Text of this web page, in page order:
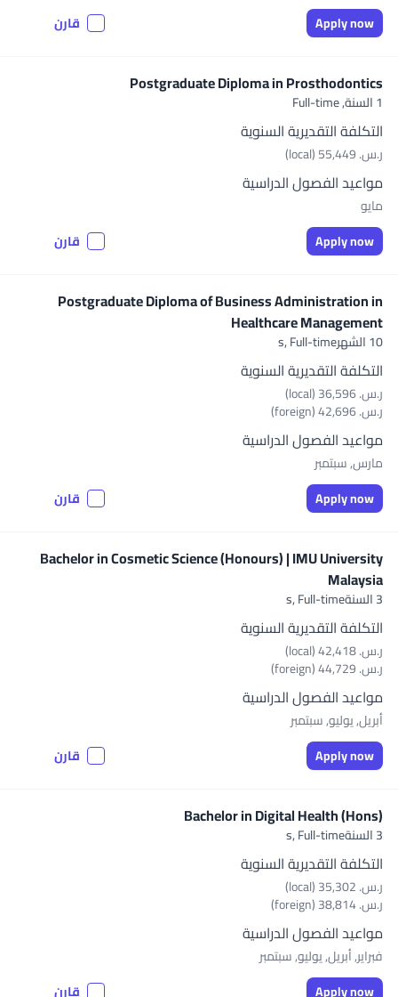
Apply now
قارن
Postgraduate Diploma in Prosthodontics
1 السنة, Full-time
التكلفة التقديرية السنوية
ر.س.‏ 55,449 (local)
مواعيد الفصول الدراسية
مايو
Apply now
قارن
Postgraduate Diploma of Business Administration in
Healthcare Management
10 الشهرs, Full-time
التكلفة التقديرية السنوية
ر.س.‏ 36,596 (local)
ر.س.‏ 42,696 (foreign)
مواعيد الفصول الدراسية
مارس, سبتمبر
Apply now
قارن
Bachelor in Cosmetic Science (Honours) | IMU University
Malaysia
3 السنةs, Full-time
التكلفة التقديرية السنوية
ر.س.‏ 42,418 (local)
ر.س.‏ 44,729 (foreign)
مواعيد الفصول الدراسية
أبريل, يوليو, سبتمبر
Apply now
قارن
Bachelor in Digital Health (Hons)
3 السنةs, Full-time
التكلفة التقديرية السنوية
ر.س.‏ 35,302 (local)
ر.س.‏ 38,814 (foreign)
مواعيد الفصول الدراسية
فبراير, أبريل, يوليو, سبتمبر
Apply now
قارن